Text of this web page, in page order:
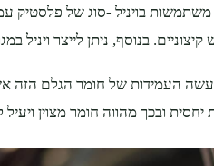
משתמשות בויניל -סוג של פלסטיק
קיצוניים. בנוסף, ניתן לייצר ויניל
העמידות של חומר הגלם
יחסית ובכך מהווה חומר מצוין